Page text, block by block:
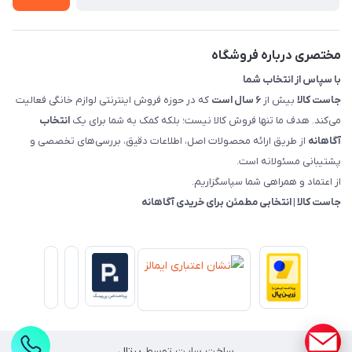
مختصری درباره فروشگاه
با سپاس از انتخاب شما
جاست کالا بیش از ۶ سال است
که در حوزه فروش اینترنتی لوازم خانگی فعالیت
می‌کند. هدف ما تنها فروش کالا نیست؛ بلکه کمک به شما برای یک انتخاب
آگاهانه از طریق ارائه محصولات اصل، اطلاعات دقیق، بررسی‌های تخصصی و
پشتیبانی مسئولانه است.
از اعتماد و همراهی شما سپاسگزاریم.
جاست کالا | انتخابی مطمئن برای خریدی آگاهانه